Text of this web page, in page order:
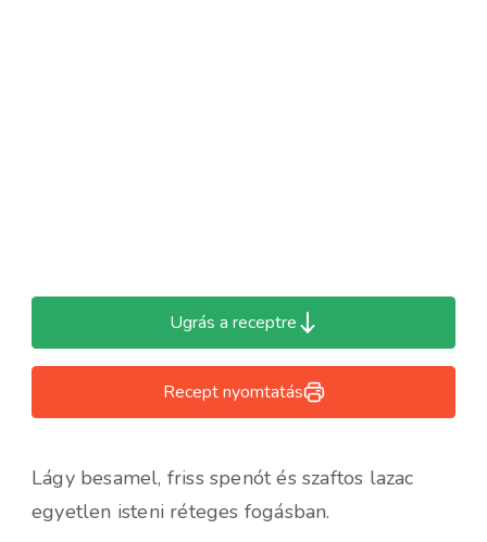
Ugrás a receptre
Recept nyomtatás
Lágy besamel, friss spenót és szaftos lazac
egyetlen isteni réteges fogásban.